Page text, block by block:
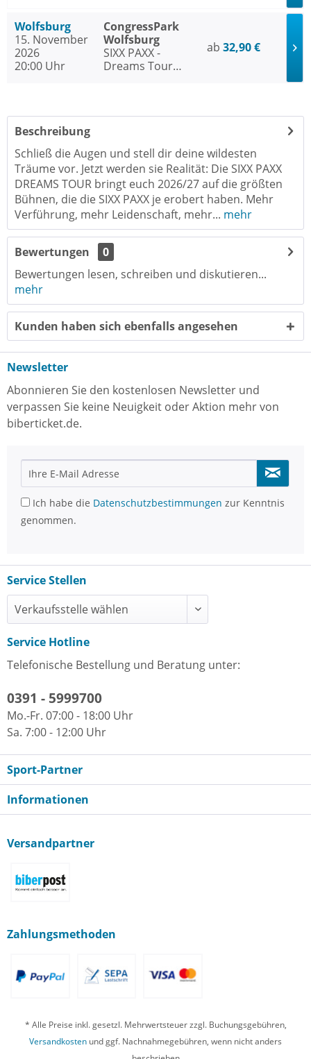
Wolfsburg
15. November
2026
20:00 Uhr
CongressPark
Wolfsburg
SIXX PAXX -
Dreams Tour
ab 32,90 €
Beschreibung
Schließ die Augen und stell dir deine wildesten
Träume vor. Jetzt werden sie Realität: Die SIXX PAXX
DREAMS TOUR bringt euch 2026/27 auf die größten
Bühnen, die die SIXX PAXX je erobert haben. Mehr
Verführung, mehr Leidenschaft, mehr... mehr
Bewertungen
0
Bewertungen lesen, schreiben und diskutieren...
mehr
Kunden haben sich ebenfalls angesehen
Newsletter
Abonnieren Sie den kostenlosen Newsletter und
verpassen Sie keine Neuigkeit oder Aktion mehr von
biberticket.de.
Ich habe die Datenschutzbestimmungen zur Kenntnis
genommen.
Service Stellen
Service Hotline
Telefonische Bestellung und Beratung unter:
0391 - 5999700
Mo.-Fr. 07:00 - 18:00 Uhr
Sa. 7:00 - 12:00 Uhr
Sport-Partner
Informationen
Versandpartner
Zahlungsmethoden
* Alle Preise inkl. gesetzl. Mehrwertsteuer zzgl. Buchungsgebühren,
Versandkosten und ggf. Nachnahmegebühren, wenn nicht anders